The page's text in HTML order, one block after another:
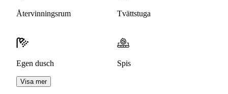
Återvinningsrum Tvättstuga
Egen dusch Spis
Visa mer